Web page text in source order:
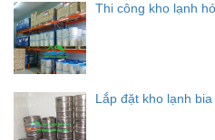
Thi công kho lạnh
Lắp đặt kho lạnh